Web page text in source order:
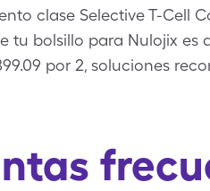
clase Selective T-Cell
tu bolsillo para Nulojix es
por 2, soluciones